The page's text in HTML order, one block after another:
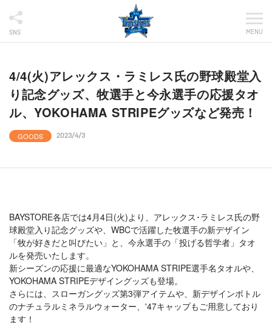
SNS MENU
4/4(火)アレックス・ラミレス氏の野球殿堂入
り記念グッズ、牧選手と今永選手の応援タオ
ル、YOKOHAMA STRIPEグッズなど発売！
GOODS 2023/4/3
BAYSTORE各店では4月4日(火)より、アレックス･ラミレス氏の野
球殿堂入り記念グッズや、WBCで活躍した牧選手の新デザイン
「牧が好きだと叫びたい」と、今永選手の「投げる哲学者」タオ
ルを発売いたします。
新シーズンの応援に最適なYOKOHAMA STRIPE選手名タオルや、
YOKOHAMA STRIPEデザイングッズも登場。
さらには、スローガングッズ第3弾アイテムや、新デザインボトル
のナチュラルミネラルウォーター、'47キャップもご用意しており
ます！